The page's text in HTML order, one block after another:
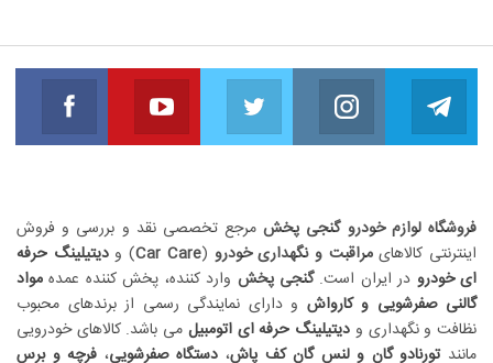
Telegram
مارا دنبال کنید
Instagram
مارا دنبال کنید
Twitter
مارا دنبال کنید
Youtube
مارا دنبال کنید
فروشگاه لوازم خودرو گنجی پخشمرجع تخصصی نقد و بررسی و فروش
اینترنتی کالاهایمراقبت و نگهداری خودرو (
Car Care) ودیتیلینگ حرفه
ای خودرو در ایران است.گنجی پخش وارد کننده، پخش کننده عمده مواد
گالنی صفرشویی و کارواش و دارای نمایندگی رسمی از برندهای محبوب
نظافت و نگهداری و دیتیلینگ حرفه ای اتومبیل می باشد. کالاهای خودرویی
مانندتورنادو گان و لنس گان کف پاش، دستگاه صفرشویی، فرچه و برس